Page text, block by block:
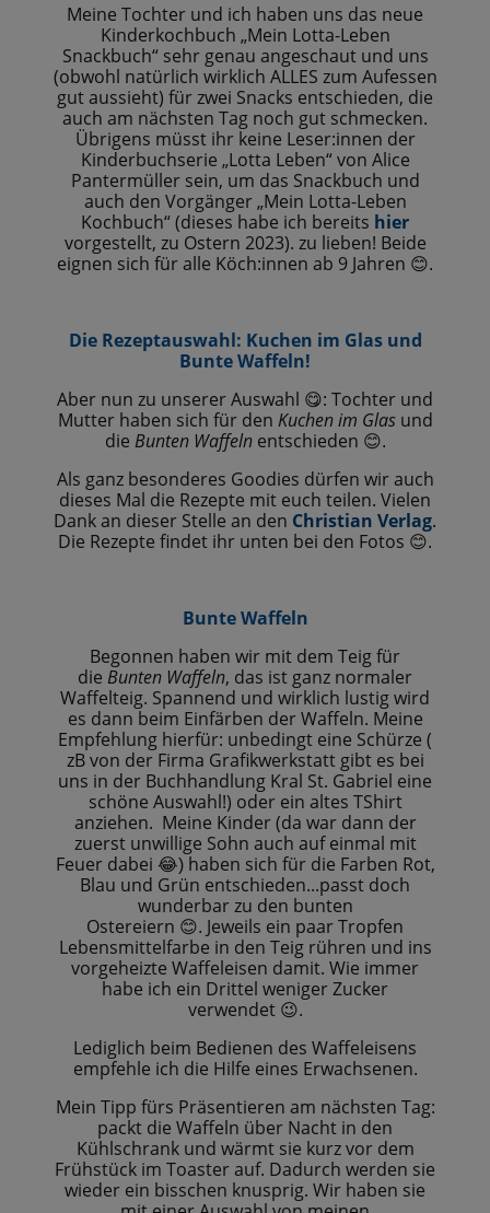
Meine Tochter und ich haben uns das neue
Kinderkochbuch „Mein Lotta-Leben
Snackbuch“ sehr genau angeschaut und uns
(obwohl natürlich wirklich ALLES zum Aufessen
gut aussieht) für zwei Snacks entschieden, die
auch am nächsten Tag noch gut schmecken.
Übrigens müsst ihr keine Leser:innen der
Kinderbuchserie „Lotta Leben“ von Alice
Pantermüller sein, um das Snackbuch und
auch den Vorgänger „Mein Lotta-Leben
Kochbuch“ (dieses habe ich bereits hier
vorgestellt, zu Ostern 2023). zu lieben! Beide
eignen sich für alle Köch:innen ab 9 Jahren 😊.
Die Rezeptauswahl: Kuchen im Glas und
Bunte Waffeln!
Aber nun zu unserer Auswahl 😋: Tochter und
Mutter haben sich für den Kuchen im Glasund
die Bunten Waffeln entschieden 😊.
Als ganz besonderes Goodies dürfen wir auch
dieses Mal die Rezepte mit euch teilen. Vielen
Dank an dieser Stelle an den Christian Verlag.
Die Rezepte findet ihr unten bei den Fotos 😊.
Bunte Waffeln
Begonnen haben wir mit dem Teig für
die Bunten Waffeln, das ist ganz normaler
Waffelteig. Spannend und wirklich lustig wird
es dann beim Einfärben der Waffeln. Meine
Empfehlung hierfür: unbedingt eine Schürze (
zB von der Firma Grafikwerkstatt gibt es bei
uns in der Buchhandlung Kral St. Gabriel eine
schöne Auswahl!) oder ein altes TShirt
anziehen. Meine Kinder (da war dann der
zuerst unwillige Sohn auch auf einmal mit
Feuer dabei 😂) haben sich für die Farben Rot,
Blau und Grün entschieden...passt doch
wunderbar zu den bunten
Ostereiern 😊. Jeweils ein paar Tropfen
Lebensmittelfarbe in den Teig rühren und ins
vorgeheizte Waffeleisen damit. Wie immer
habe ich ein Drittel weniger Zucker
verwendet 😉.
Lediglich beim Bedienen des Waffeleisens
empfehle ich die Hilfe eines Erwachsenen.
Mein Tipp fürs Präsentieren am nächsten Tag:
packt die Waffeln über Nacht in den
Kühlschrank und wärmt sie kurz vor dem
Frühstück im Toaster auf. Dadurch werden sie
wieder ein bisschen knusprig. Wir haben sie